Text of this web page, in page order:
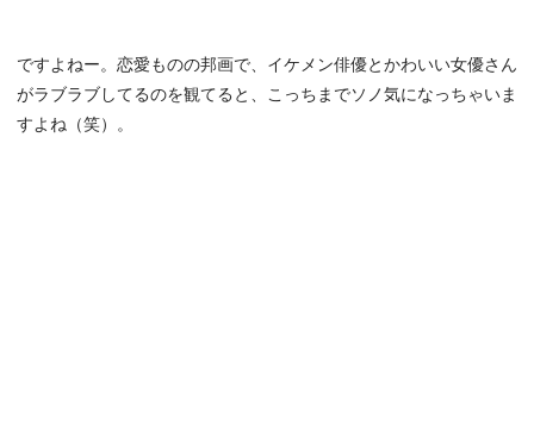
ですよねー。恋愛ものの邦画で、イケメン俳優とかわいい女優さん
がラブラブしてるのを観てると、こっちまでソノ気になっちゃいま
すよね（笑）。